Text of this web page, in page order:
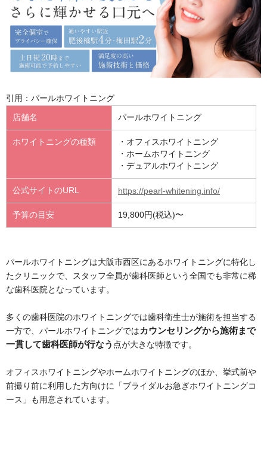
引用：パールホワイトニング
店舗名 パールホワイトニング
ホワイトニングの種類
・オフィスホワイトニング
・ホームホワイトニング
・デュアルホワイトニング
公式サイトのURL https://pearl-whitening.info/
予算の目安 19,800円(税込)〜
パールホワイトニングは大阪市西区にあるホワイトニングに特化し
たクリニックで、スタッフ全員が歯科医師という全国でも非常に稀
な歯科医院となっています。
多くの歯科医院のホワイトニングでは歯科衛生士が施術を担当する
一方で、パールホワイトニングではカウンセリングから施術まで
一貫して歯科医師が行なう 点が大きな特徴です。
オフィスホワイトニングやホームホワイトニングのほか、挙式前や
前撮り前に利用した方向けに「ブライダルお急ぎホワイトニングコ
ース」も用意されています。